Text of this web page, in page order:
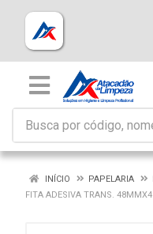
INÍCIO PAPELARIA
FITA ADESIVA TRANS.